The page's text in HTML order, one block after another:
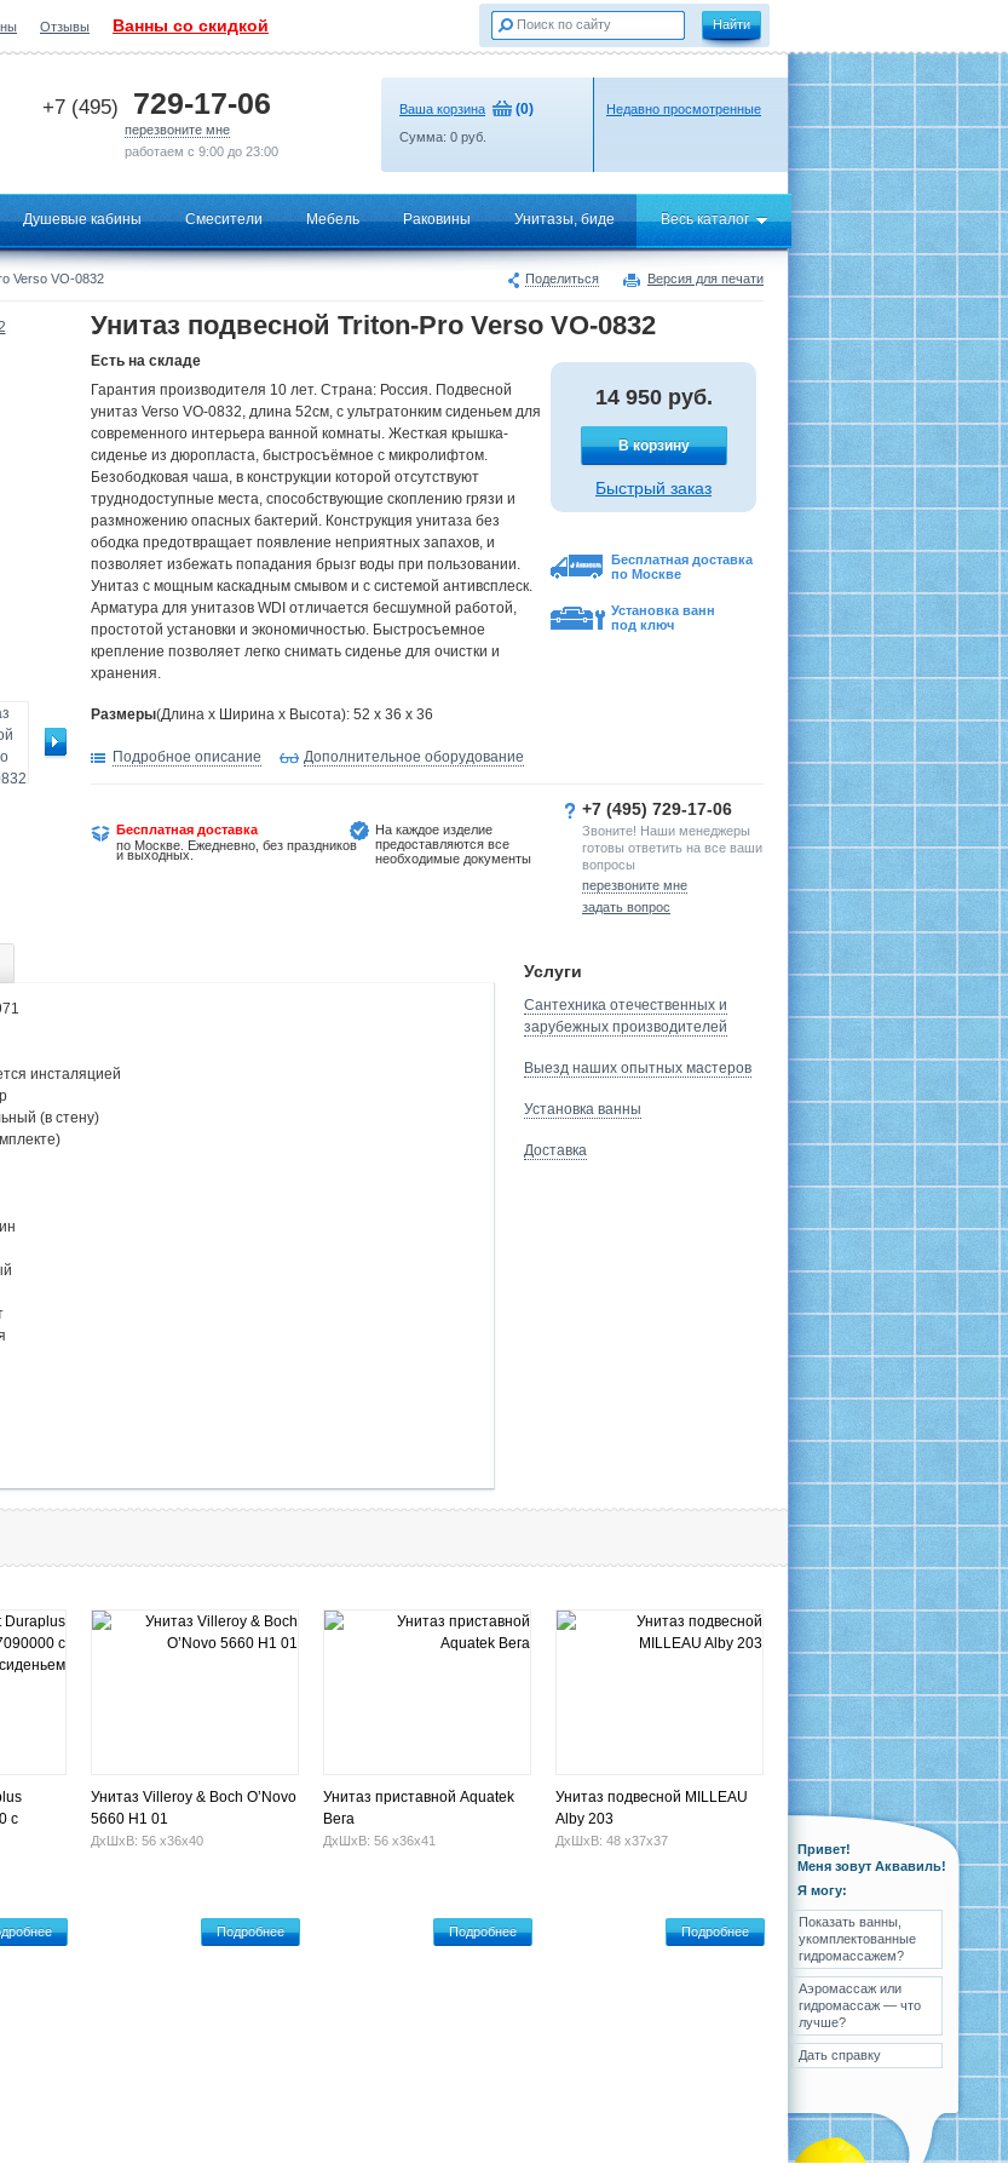
Отзывы Ванны со скидкой
+7 (495) 729-17-06
перезвоните мне
работаем с 9:00 до 23:00
Ваша корзина (0)
Сумма: 0 руб.
Недавно просмотренные
Душевые кабины Смесители Мебель Раковины Унитазы, биде Весь каталог
Поделиться Версия для печати
Verso VO-0832
Унитаз подвесной Triton-Pro Verso VO-0832
Есть на складе
Гарантия производителя 10 лет. Страна: Россия. Подвесной
унитаз Verso VO-0832, длина 52см, с ультратонким сиденьем для
современного интерьера ванной комнаты. Жесткая крышка-
сиденье из дюропласта, быстросъёмное с микролифтом.
Безободковая чаша, в конструкции которой отсутствуют
труднодоступные места, способствующие скоплению грязи и
размножению опасных бактерий. Конструкция унитаза без
ободка предотвращает появление неприятных запахов, и
позволяет избежать попадания брызг воды при пользовании.
Унитаз с мощным каскадным смывом и с системой антивсплеск.
Арматура для унитазов WDI отличается бесшумной работой,
простотой установки и экономичностью. Быстросъемное
крепление позволяет легко снимать сиденье для очистки и
хранения.
Размеры(Длина х Ширина х Высота): 52 x 36 x 36
14 950 руб.
В корзину
Быстрый заказ
Бесплатная доставка
по Москве
Установка ванн
под ключ
Подробное описание Дополнительное оборудование
Бесплатная доставка
по Москве. Ежедневно, без праздников
и выходных.
На каждое изделие
предоставляются все
необходимые документы
+7 (495) 729-17-06
Звоните! Наши менеджеры
готовы ответить на все ваши
вопросы
перезвоните мне
задать вопрос
инсталяцией
(в стену)
Услуги
Сантехника отечественных и
зарубежных производителей
Выезд наших опытных мастеров
Установка ванны
Доставка
с
Унитаз Villeroy & Boch O’Novo
5660 H1 01
ДхШхВ: 56 х36х40
Подробнее
Унитаз приставной Aquatek
Вега
ДхШхВ: 56 х36х41
Подробнее
Унитаз подвесной MILLEAU
Alby 203
ДхШхВ: 48 х37х37
Подробнее
Привет!
Меня зовут Аквавиль!
Я могу:
Показать ванны,
укомплектованные
гидромассажем?
Аэромассаж или
гидромассаж — что
лучше?
Дать справку